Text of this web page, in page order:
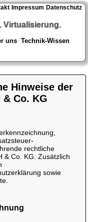
Impressum Datenschutz
uns Technik-Wissen
Hinweise der
Co. KG
rechtliche
& Co. KG. Zusätzlich
sowie